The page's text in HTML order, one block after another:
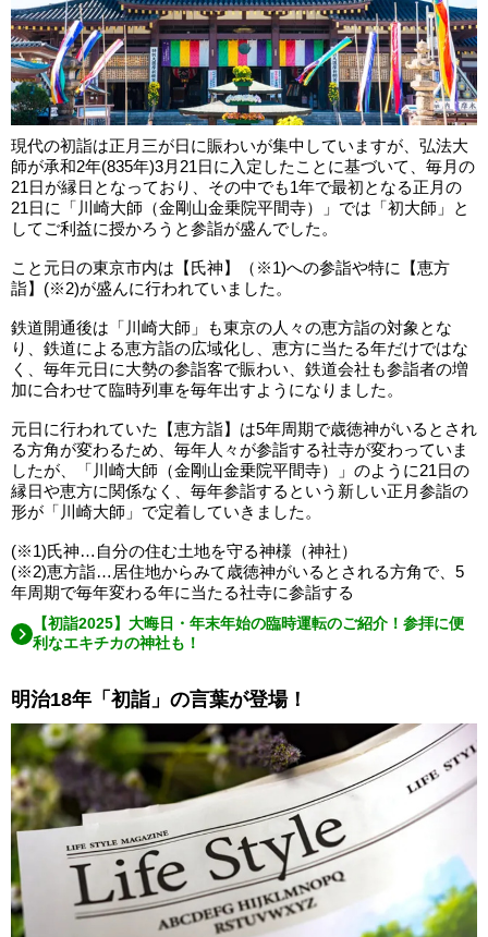
現代の初詣は正月三が日に賑わいが集中していますが、弘法大
師が承和2年(835年)3月21日に入定したことに基づいて、毎月の
21日が縁日となっており、その中でも1年で最初となる正月の
21日に「川崎大師（金剛山金乗院平間寺）」では「初大師」と
してご利益に授かろうと参詣が盛んでした。
こと元日の東京市内は【氏神】（※1)への参詣や特に【恵方
詣】(※2)が盛んに行われていました。
鉄道開通後は「川崎大師」も東京の人々の恵方詣の対象とな
り、鉄道による恵方詣の広域化し、恵方に当たる年だけではな
く、毎年元日に大勢の参詣客で賑わい、鉄道会社も参詣者の増
加に合わせて臨時列車を毎年出すようになりました。
元日に行われていた【恵方詣】は5年周期で歳徳神がいるとされ
る方角が変わるため、毎年人々が参詣する社寺が変わっていま
したが、「川崎大師（金剛山金乗院平間寺）」のように21日の
縁日や恵方に関係なく、毎年参詣するという新しい正月参詣の
形が「川崎大師」で定着していきました。
(※1)氏神…自分の住む土地を守る神様（神社）
(※2)恵方詣…居住地からみて歳徳神がいるとされる方角で、5
年周期で毎年変わる年に当たる社寺に参詣する
【初詣2025】大晦日・年末年始の臨時運転のご紹介！参拝に便
利なエキチカの神社も！
明治18年「初詣」の言葉が登場！